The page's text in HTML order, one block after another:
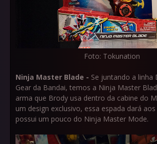
Foto: Tokunation
Ninja Master Blade - Se juntando a linha
Gear da Bandai, temos a Ninja Master
arma que Brody usa dentro da cabine do
um design exclusivo, essa espada dará
possui um pouco do Ninja Master Mode.